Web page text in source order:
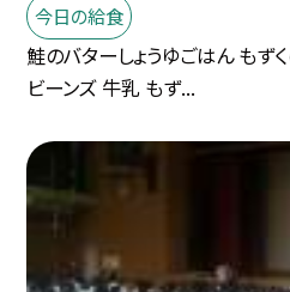
今日の給食
鮭のバターしょうゆごはん もず
ビーンズ 牛乳 もず...